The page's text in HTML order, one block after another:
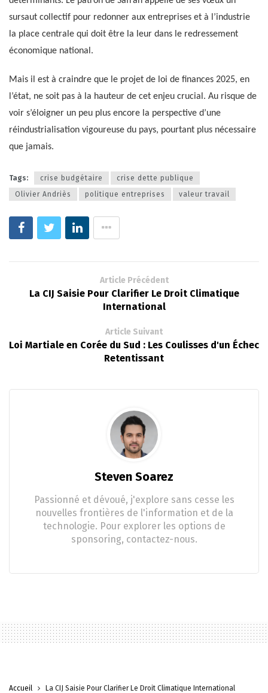
sursaut collectif pour redonner aux entreprises et à l’industrie
la place centrale qui doit être la leur dans le redressement
économique national.
Mais il est à craindre que le projet de loi de finances 2025, en
l’état, ne soit pas à la hauteur de cet enjeu crucial. Au risque de
voir s’éloigner un peu plus encore la perspective d’une
réindustrialisation vigoureuse du pays, pourtant plus nécessaire
que jamais.
Tags: crise budgétaire
crise dette publique
Olivier Andriès
politique entreprises valeur travail
Article Précédent
La CIJ Saisie Pour Clarifier Le Droit Climatique
International
Article Suivant
Loi Martiale en Corée du Sud : Les Coulisses d'un Échec
Retentissant
Steven Soarez
Passionné et dévoué, j'explore sans cesse les
nouvelles frontières de l'information et de la
technologie. Pour explorer les options de
sponsoring, contactez-nous.
Accueil La CIJ Saisie Pour Clarifier Le Droit Climatique International